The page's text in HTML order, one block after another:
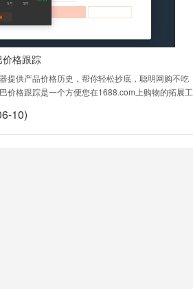
格跟踪
提供产品价格历史，帮你轻松抄底，聪明网购不吃
价格跟踪是一个方便您在1688.com上购物的拓展工
可以在查看任何产品的价格历史动态，帮您辨别
吃亏。✔ 降价提醒：将产品添加到您的收……
10)